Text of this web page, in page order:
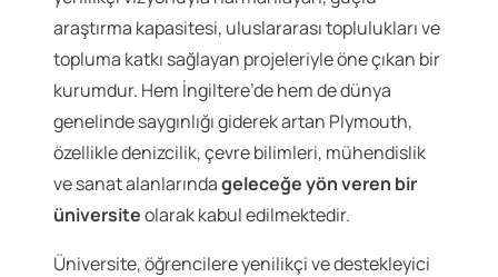
araştırma kapasitesi, uluslararası toplulukları ve
topluma katkı sağlayan projeleriyle öne çıkan bir
kurumdur. Hem İngiltere’de hem de dünya
genelinde saygınlığı giderek artan Plymouth,
özellikle denizcilik, çevre bilimleri, mühendislik
ve sanat alanlarındageleceğe yön veren bir
üniversiteolarak kabul edilmektedir.
Üniversite, öğrencilere yenilikçi ve destekleyici